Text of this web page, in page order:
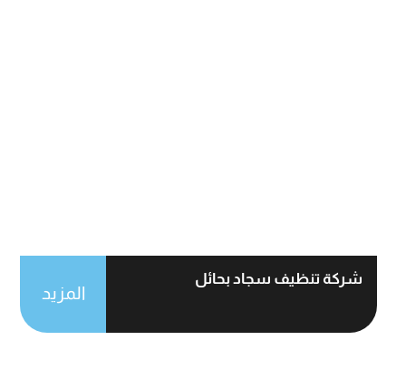
شركة تنظيف سجاد بحائل
المزيد